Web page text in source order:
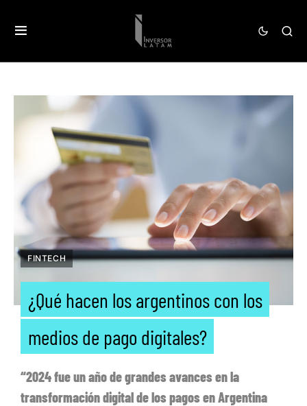
FINTECH
¿Qué hacen los argentinos con los
medios de pago digitales?
“2024 fue un año de grandes avances en la
transformación digital de los pagos en Argentina